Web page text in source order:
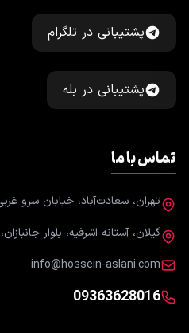
پشتیبانی در تلگرام
پشتیبانی در بله
تماس با ما
تهران، سعادت‌آباد، خیابان سرو غربی، پلاک
گیلان، آستانه اشرفیه، بلوار
info@hossein-aslani.com
09363628016